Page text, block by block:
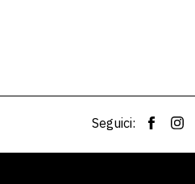
Seguici: